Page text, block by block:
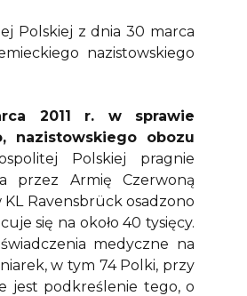
Polskiej z dnia 30 marca
nazistowskiego
2011 r. w sprawie
nazistowskiego obozu
Polskiej pragnie
przez Armię Czerwoną
Ravensbrück osadzono
się na około 40 tysięcy.
medyczne na
w tym 74 Polki, przy
jest podkreślenie tego, o